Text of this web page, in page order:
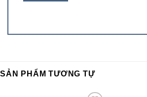
SẢN PHẨM TƯƠNG TỰ